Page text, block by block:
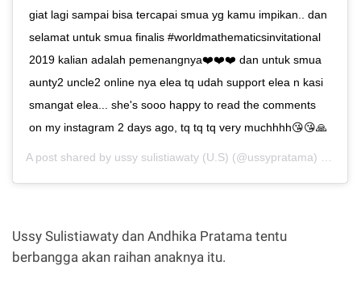
giat lagi sampai bisa tercapai smua yg kamu impikan.. dan
selamat untuk smua finalis #worldmathematicsinvitational
2019 kalian adalah pemenangnya❤️❤️❤️ dan untuk smua
aunty2 uncle2 online nya elea tq udah support elea n kasi
smangat elea... she's sooo happy to read the comments
on my instagram 2 days ago, tq tq tq very muchhhh😘😘🙏
A post shared by ussy sulistiawaty (U.S) (@ussypratama) on
Ussy Sulistiawaty dan Andhika Pratama tentu
berbangga akan raihan anaknya itu.